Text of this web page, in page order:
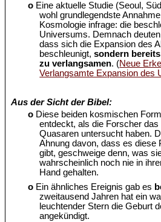
o Eine aktuelle Studie (Seoul,
wohl grundlegendste
Kosmologie infrage: die
Universums. Demnach
dass sich die Expansion des
beschleunigt,sondern
zu verlangsamen. (Neue
Verlangsamte Expansion des
Aus der Sicht der Bibel:
o Diese beiden kosmischen
entdeckt, als die Forscher
Quasaren untersucht haben.
Ahnung davon, dass es diese
gibt, geschweige denn, was
wahrscheinlich noch nie in
Hand gehalten.
o Ein ähnliches Ereignis gab es
zweitausend Jahren hat ein
leuchtender Stern die Geburt
angekündigt.